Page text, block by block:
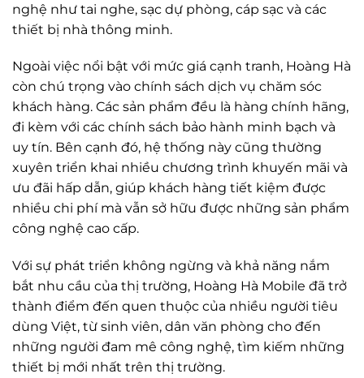
nghệ như tai nghe, sạc dự phòng, cáp sạc và các
thiết bị nhà thông minh.
Ngoài việc nổi bật với mức giá cạnh tranh, Hoàng Hà
còn chú trọng vào chính sách dịch vụ chăm sóc
khách hàng. Các sản phẩm đều là hàng chính hãng,
đi kèm với các chính sách bảo hành minh bạch và
uy tín. Bên cạnh đó, hệ thống này cũng thường
xuyên triển khai nhiều chương trình khuyến mãi và
ưu đãi hấp dẫn, giúp khách hàng tiết kiệm được
nhiều chi phí mà vẫn sở hữu được những sản phẩm
công nghệ cao cấp.
Với sự phát triển không ngừng và khả năng nắm
bắt nhu cầu của thị trường, Hoàng Hà Mobile đã trở
thành điểm đến quen thuộc của nhiều người tiêu
dùng Việt, từ sinh viên, dân văn phòng cho đến
những người đam mê công nghệ, tìm kiếm những
thiết bị mới nhất trên thị trường.